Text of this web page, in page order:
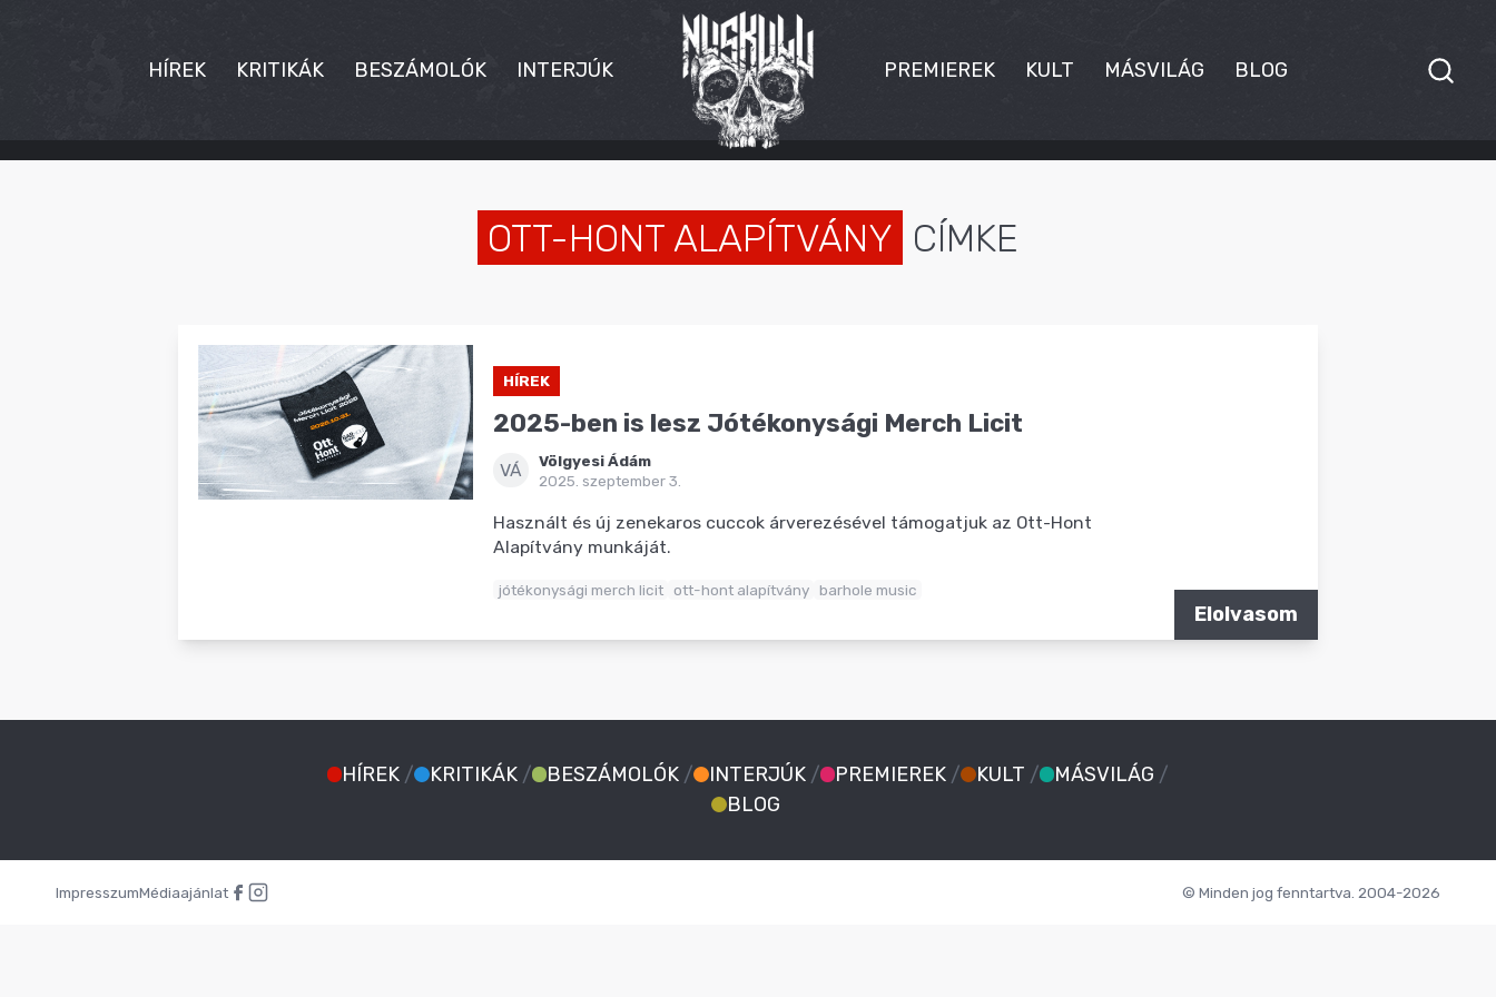
HÍREK KRITIKÁK BESZÁMOLÓK INTERJÚK PREMIEREK KULT MÁSVILÁG BLOG
HÍREK
OTT-HONT ALAPÍTVÁNY CÍMKE
HÍREK
2025-ben is lesz Jótékonysági Merch Licit
VÁ
Völgyesi Ádám
2025. szeptember 3.
Használt és új zenekaros cuccok árverezésével támogatjuk az Ott-Hont
Alapítvány munkáját.
jótékonysági merch licit ott-hont alapítvány barhole music
Elolvasom
HÍREK / KRITIKÁK / BESZÁMOLÓK / INTERJÚK / PREMIEREK / KULT / MÁSVILÁG /
BLOG
ImpresszumMédiaajánlat © Minden jog fenntartva. 2004-2026